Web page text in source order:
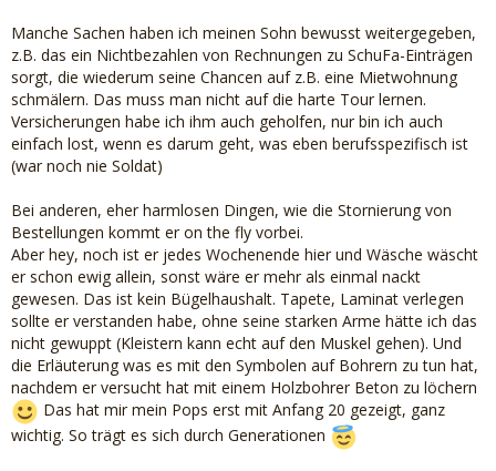
Manche Sachen haben ich meinen Sohn bewusst weitergegeben,
z.B. das ein Nichtbezahlen von Rechnungen zu SchuFa-Einträgen
sorgt, die wiederum seine Chancen auf z.B. eine Mietwohnung
schmälern. Das muss man nicht auf die harte Tour lernen.
Versicherungen habe ich ihm auch geholfen, nur bin ich auch
einfach lost, wenn es darum geht, was eben berufsspezifisch ist
(war noch nie Soldat)
Bei anderen, eher harmlosen Dingen, wie die Stornierung von
Bestellungen kommt er on the fly vorbei.
Aber hey, noch ist er jedes Wochenende hier und Wäsche wäscht
er schon ewig allein, sonst wäre er mehr als einmal nackt
gewesen. Das ist kein Bügelhaushalt. Tapete, Laminat verlegen
sollte er verstanden habe, ohne seine starken Arme hätte ich das
nicht gewuppt (Kleistern kann echt auf den Muskel gehen). Und
die Erläuterung was es mit den Symbolen auf Bohrern zu tun hat,
nachdem er versucht hat mit einem Holzbohrer Beton zu löchern
Das hat mir mein Pops erst mit Anfang 20 gezeigt, ganz
wichtig. So trägt es sich durch Generationen